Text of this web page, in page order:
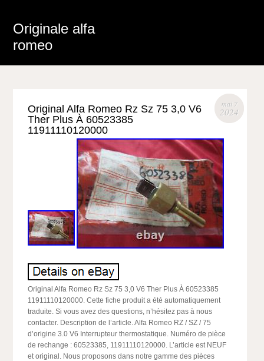
Originale alfa
romeo
mai 7
2024
Original Alfa Romeo Rz Sz 75 3,0 V6
Ther Plus À 60523385
11911110120000
Original Alfa Romeo Rz Sz 75 3,0 V6 Ther Plus À 60523385
11911110120000. Cette fiche produit a été automatiquement
traduite. Si vous avez des questions, n’hésitez pas à nous
contacter. Description de l’article. Alfa Romeo RZ / SZ / 75
d’origine 3.0 V6 Interrupteur thermostatique. Numéro de pièce
de rechange : 60523385, 11911110120000. L’article est NEUF
et original. Nous proposons dans notre gamme des pièces